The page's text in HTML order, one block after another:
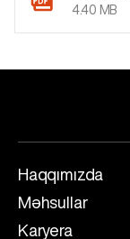
4.40 MB
Haqqımızda
Məhsullar
Karyera